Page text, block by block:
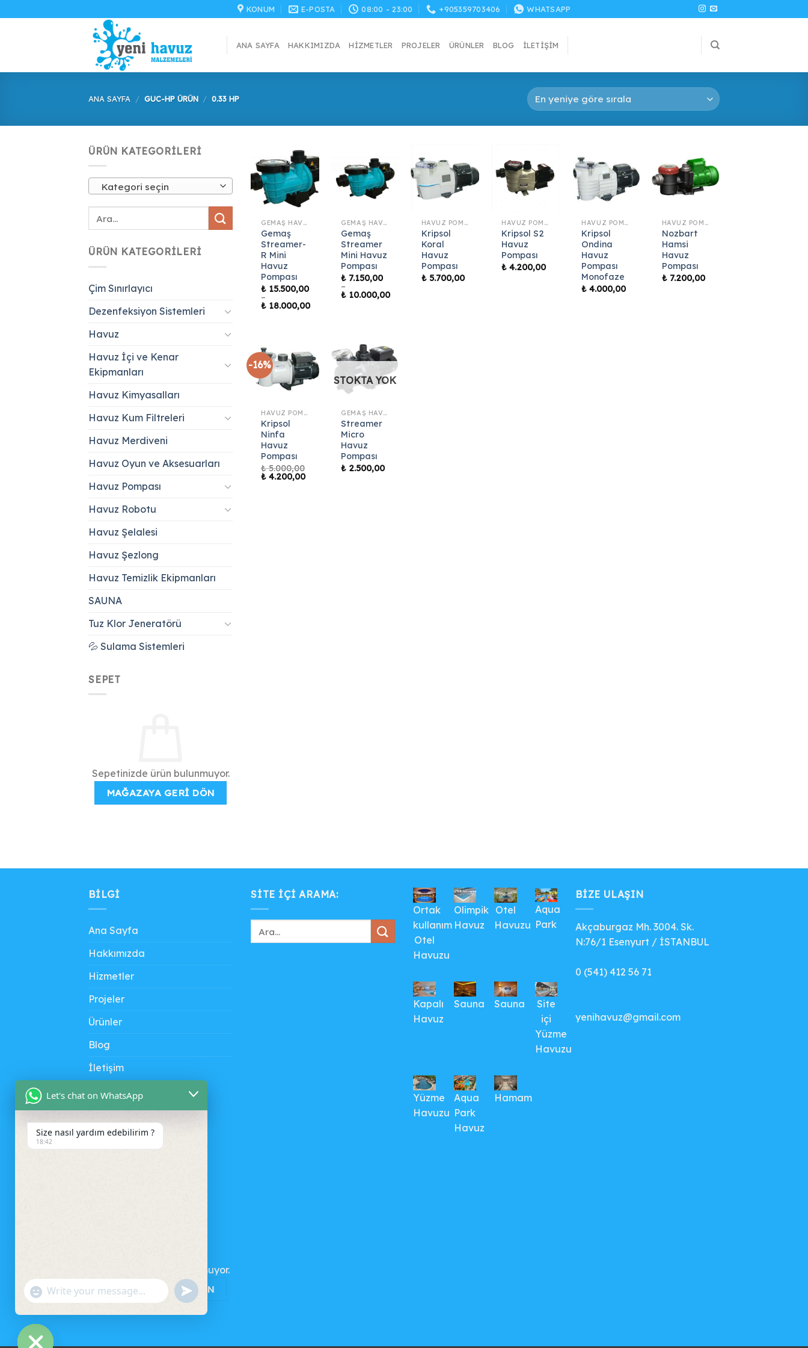
atla
KONUM E-POSTA 08:00 - 23:00 +905359703406 WHATSAPP
ANA SAYFA HAKKIMIZDA HIZMETLER PROJELER ÜRÜNLER BLOG İLETIŞIM
ANA SAYFA / GUC-HP ÜRÜN / 0.33 HP
ÜRÜN KATEGORILERI
Kategori seçin
ÜRÜN KATEGORILERI
Çim Sınırlayıcı
Dezenfeksiyon Sistemleri
Havuz
Havuz İçi ve Kenar
Ekipmanları
Havuz Kimyasalları
Havuz Kum Filtreleri
Havuz Merdiveni
Havuz Oyun ve Aksesuarları
Havuz Pompası
Havuz Robotu
Havuz Şelalesi
Havuz Şezlong
Havuz Temizlik Ekipmanları
SAUNA
Tuz Klor Jeneratörü
💦 Sulama Sistemleri
SEPET
Sepetinizde ürün bulunmuyor.
MAĞAZAYA GERI DÖN
GEMAŞ HAVUZ POMPASI
Gemaş
Streamer-
R Mini
Havuz
Pompası
₺ 15.500,00
–
₺ 18.000,00
₺ 18.000,00
GEMAŞ HAVUZ POMPASI
Gemaş
Streamer
Mini Havuz
Pompası
₺ 7.150,00
–
₺ 10.000,00
HAVUZ POMPASI
Kripsol
Koral
Havuz
Pompası
₺5.700,00
HAVUZ POMPASI
Kripsol S2
Havuz
Pompası
₺ 4.200,00
HAVUZ POMPASI
Kripsol
Ondina
Havuz
Pompası
Monofaze
₺ 4.000,00
HAVUZ POMPASI
Nozbart
Hamsi
Havuz
Pompası
₺7.200,00
-16%
HAVUZ POMPASI
Kripsol
Ninfa
Havuz
Pompası
₺5.000,00
Orijinal
₺ 4.200,00Şu
STOKTA YOK
GEMAŞ HAVUZ POMPASI
Streamer
Micro
Havuz
Pompası
₺ 2.500,00
BILGI
Ana Sayfa
Hakkımızda
Hizmetler
Projeler
Ürünler
Blog
İletişim
SITE IÇI ARAMA:
Ortak
kullanım
Otel
Havuzu
Olimpik
Havuz
Otel
Havuzu
Aqua
Park
Kapalı
Havuz
Sauna Sauna
Site
içi
Yüzme
Havuzu
Yüzme
Havuzu
Aqua
Park
Havuz
Hamam
BIZE ULAŞIN
Akçaburgaz Mh. 3004. Sk.
N:76/1 Esenyurt / İSTANBUL
0 (541) 412 56 71
yenihavuz@gmail.com
Sepetinizde ürün bulunmuyor.
MAĞAZAYA GERI DÖN
Let's chat on WhatsApp
Size nasıl yardım edebilirim ?
18:42
"+CHATY_SETTINGS.LANG.EMOJI_PICKER+"
WhatsApp
UNDEFINED